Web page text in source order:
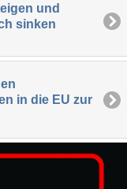
und
sinken
in die EU zur